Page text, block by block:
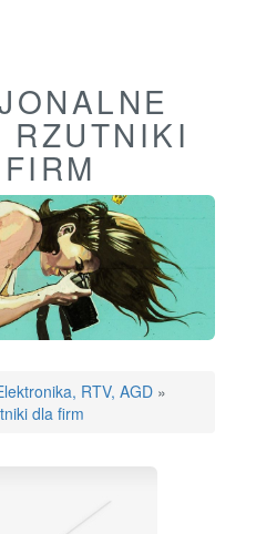
RZUTNIKI
RTV, AGD »
dla firm